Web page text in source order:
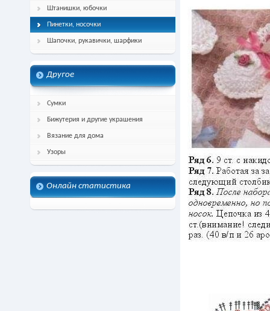
Штанишки, юбочки
Пинетки, носочки
Шапочки, рукавички, шарфики
Другое
Сумки
Бижутерия и другие украшения
Вязание для дома
Узоры
Онлайн статистика